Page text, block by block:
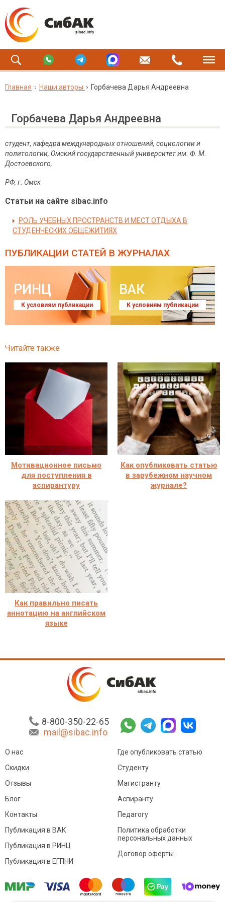
Главная Наши авторы Горбачева Дарья Андреевна
Горбачева Дарья Андреевна
студент, кафедра международных отношений, социологии и
политологии, Омский государственный университет им. Ф. М.
Достоевского,
РФ, г. Омск
Статьи на сайте sibac.info
РОЛЬ УЧЕБНЫХ ПРОСТРАНСТВ И МЕСТ ОТДЫХА В
СТУДЕНЧЕСКИХ ОБЩЕЖИТИЯХ
ПУБЛИКАЦИИ СТАТЕЙ В ЖУРНАЛАХ
РИНЦ
К условиям публикации
ВАК
К условиям публикации
Читайте также
Мотивационное письмо
для поступления в
аспирантуру
Как опубликовать статью
в зарубежном научном
журнале?
Как правильно писать
аннотацию на английском
языке
8-800-350-22-65
mail@sibac.info
О нас
Скидки
Отзывы
Блог
Контакты
Где опубликовать статью
Студенту
Магистранту
Аспиранту
Педагогу
Публикация в ВАК
Публикация в РИНЦ
Публикация в ЕГПНИ
Политика обработки
персональных данных
Договор оферты